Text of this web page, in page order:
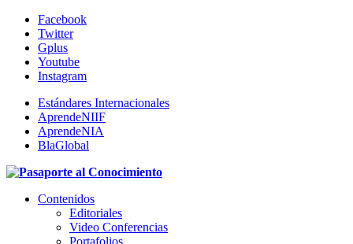
Facebook
Twitter
Gplus
Youtube
Instagram
Estándares Internacionales
AprendeNIIF
AprendeNIA
BlaGlobal
Contenidos
Editoriales
Video Conferencias
Portafolios